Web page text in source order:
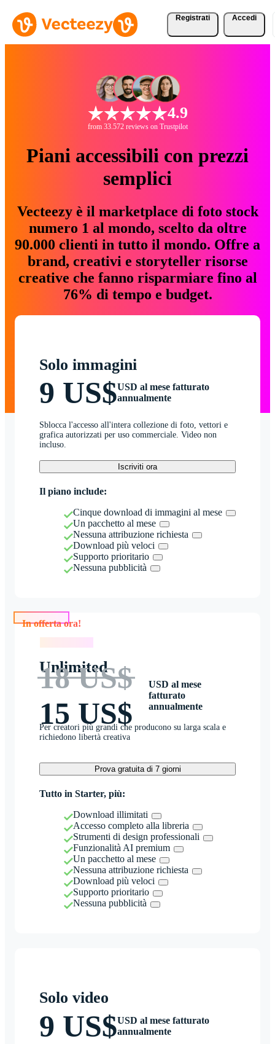
Registrati Accedi
4.9
from 33.572 reviews on Trustpilot
Piani accessibili con prezzi
semplici
Vecteezy è il marketplace di foto stock
numero 1 al mondo, scelto da oltre
90.000 clienti in tutto il mondo. Offre a
brand, creativi e storyteller risorse
creative che fanno risparmiare fino al
76% di tempo e budget.
Solo immagini
9 US$USD al mese fatturato
annualmente
Sblocca l'accesso all'intera collezione di foto, vettori e
grafica autorizzati per uso commerciale. Video non
incluso.
Iscriviti ora
Il piano include:
Cinque download di immagini al mese
Un pacchetto al mese
Nessuna attribuzione richiesta
Download più veloci
Supporto prioritario
Nessuna pubblicità
Unlimited
18 US$
15 US$
USD al mese
fatturato
annualmente
Per creatori più grandi che producono su larga scala e
richiedono libertà creativa
Prova gratuita di 7 giorni
Tutto in Starter, più:
Download illimitati
Accesso completo alla libreria
Strumenti di design professionali
Funzionalità AI premium
Un pacchetto al mese
Nessuna attribuzione richiesta
Download più veloci
Supporto prioritario
Nessuna pubblicità
Solo video
9 US$USD al mese fatturato
annualmente